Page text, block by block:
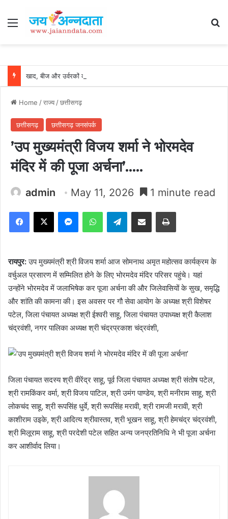
Menu
Home /राज्य/छत्तीसगढ़
छत्तीसगढ़ छत्तीसगढ़ जनसंपर्क
’उप मुख्यमंत्री विजय शर्मा ने भोरमदेव
मंदिर में की पूजा अर्चना’…..
admin May 11, 2026 1 minute read
Facebook
X MessengerWhatsAppTelegramShare via Email Print
रायपुर:उप मुख्यमंत्री श्री विजय शर्मा आज सोमनाथ अमृत महोत्सव कार्यक्रम के
वर्चुअल प्रसारण में सम्मिलित होने के लिए भोरमदेव मंदिर परिसर पहुंचे। यहां
उन्होंने भोरमदेव में जलाभिषेक कर पूजा अर्चना की और जिलेवासियों के सुख, समृद्धि
और शांति की कामना की। इस अवसर पर गौ सेवा आयोग के अध्यक्ष श्री विशेषर
पटेल, जिला पंचायत अध्यक्ष श्री ईश्वरी साहू, जिला पंचायत उपाध्यक्ष श्री कैलाश
चंद्रवंशी, नगर पालिका अध्यक्ष श्री चंद्रप्रकाश चंद्रवंशी,
जिला पंचायत सदस्य श्री वीरेंद्र साहू, पूर्व जिला पंचायत अध्यक्ष श्री संतोष पटेल,
श्री रामकिंकर वर्मा, श्री विजय पाटिल, श्री उमंग पाण्डेय, श्री मनीराम साहू, श्री
लोकचंद साहू, श्री रूपसिंह धुर्वे, श्री रूपसिंह मरावी, श्री रामजी मरावी, श्री
काशीराम उइके, श्री आदित्य श्रीवास्तव, श्री भूखन साहू, श्री हेमचंद्र चंद्रवंशी,
श्री मिलूराम साहू, श्री परदेशी पटेल सहित अन्य जनप्रतिनिधि ने भी पूजा अर्चना
कर आशीर्वाद लिया।